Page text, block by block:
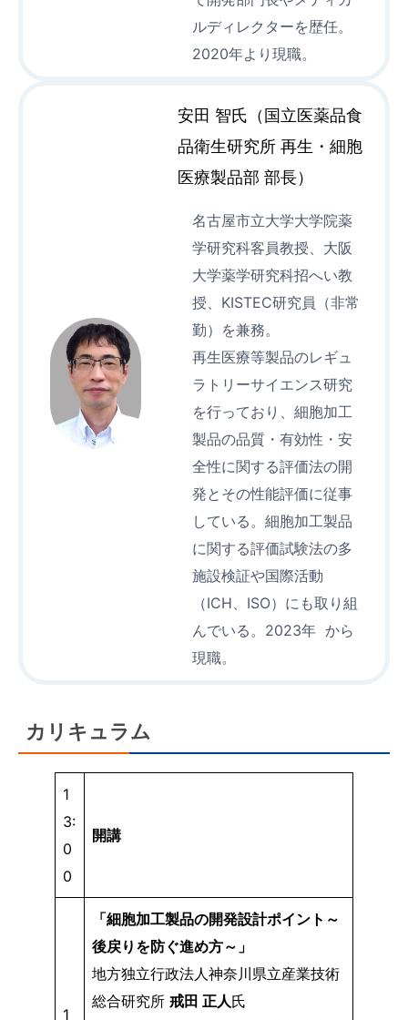
ルディレクターを歴任。
2020年より現職。
安田 智氏（国立医薬品食
品衛生研究所 再生・細胞
医療製品部 部長）
名古屋市立大学大学院薬
学研究科客員教授、大阪
大学薬学研究科招へい教
授、KISTEC研究員（非常
勤）を兼務。
再生医療等製品のレギュ
ラトリーサイエンス研究
を行っており、細胞加工
製品の品質・有効性・安
全性に関する評価法の開
発とその性能評価に従事
している。細胞加工製品
に関する評価試験法の多
施設検証や国際活動
（ICH、ISO）にも取り組
んでいる。2023年 から
現職。
カリキュラム
1
3:
0
0
開講
1
「細胞加工製品の開発設計ポイント～
後戻りを防ぐ進め方～」
地方独立行政法人神奈川県立産業技術
総合研究所​ 戒田 正人氏